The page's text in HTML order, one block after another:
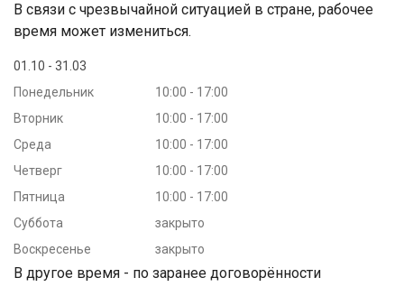
В связи с чрезвычайной ситуацией в стране, рабочее
время может измениться.
01.10 - 31.03
Понедельник
10:00 - 17:00
Вторник
10:00 - 17:00
Среда
10:00 - 17:00
Четверг
10:00 - 17:00
Пятница
10:00 - 17:00
Суббота
закрыто
Воскресенье
закрыто
В другое время - по заранее договорённости